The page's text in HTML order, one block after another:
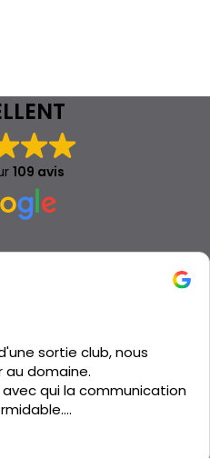
109 avis
sortie club, nous
au domaine.
qui la communication
chambres bien espacé.